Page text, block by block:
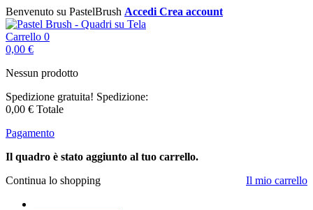
Benvenuto su PastelBrush Accedi Crea account
Carrello 0
0,00 €
Nessun prodotto
Spedizione gratuita! Spedizione:
0,00 € Totale
Pagamento
Il quadro è stato aggiunto al tuo carrello.
Continua lo shopping
Il mio carrello